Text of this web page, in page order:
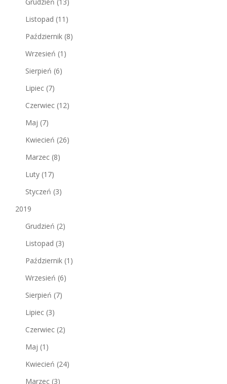
Listopad (11)
Październik (8)
Wrzesień (1)
Sierpień (6)
Lipiec (7)
Czerwiec (12)
Maj (7)
Kwiecień (26)
Marzec (8)
Luty (17)
Styczeń (3)
2019
Grudzień (2)
Listopad (3)
Październik (1)
Wrzesień (6)
Sierpień (7)
Lipiec (3)
Czerwiec (2)
Maj (1)
Kwiecień (24)
Marzec (3)